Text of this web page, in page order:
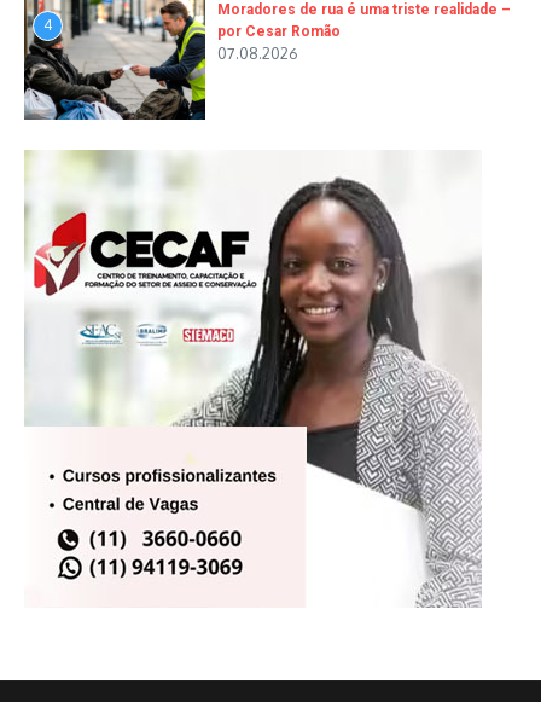
4
Moradores de rua é uma triste realidade –
por Cesar Romão
07.08.2026